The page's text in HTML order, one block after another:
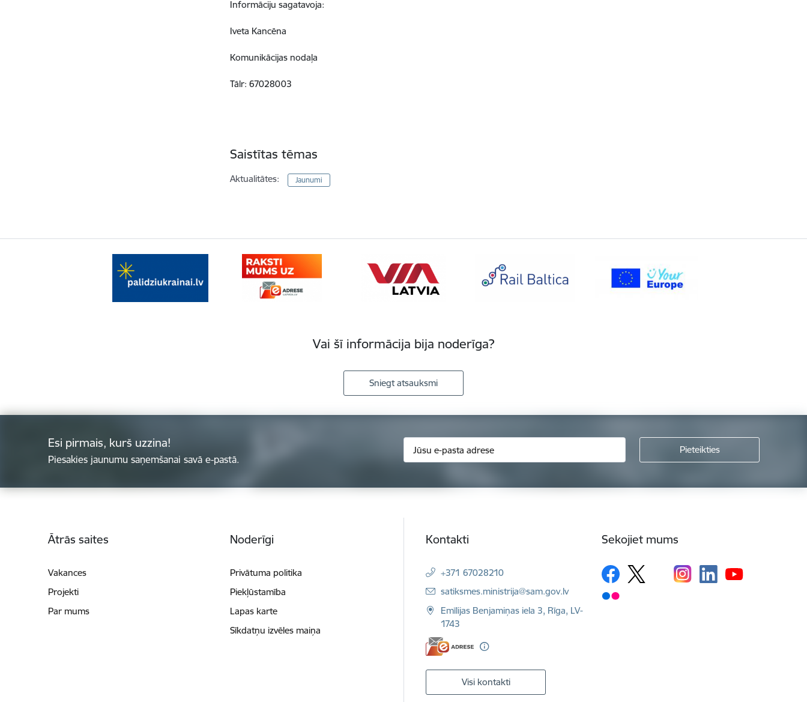
Informāciju sagatavoja:
Iveta Kancēna
Komunikācijas nodaļa
Tālr: 67028003
Saistītas tēmas
Aktualitātes: Jaunumi
Vai šī informācija bija noderīga?
Sniegt atsauksmi
Esi pirmais, kurš uzzina!
Piesakies jaunumu saņemšanai savā e-pastā.
Ātrās saites
Vakances
Projekti
Par mums
Noderīgi
Privātuma politika
Piekļūstamība
Lapas karte
Sīkdatņu izvēles maiņa
Kontakti
+371 67028210
E-pasts:
satiksmes.ministrija@sam.gov.lv
Emīlijas Benjamiņas iela 3, Rīga, LV-
1743
Visi kontakti
Sekojiet mums